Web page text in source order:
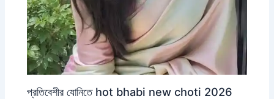
প্রতিবেশীর যোনিতে hot bhabi new choti 2026